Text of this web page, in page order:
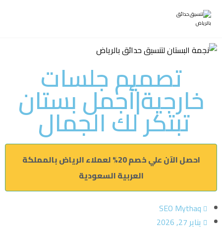
تصميم جلسات
خارجية|أجمل بستان
تبتكر لك الجمال
احصل الآن علي خصم 20% لعملاء الرياض بالمملكة
العربية السعودية
SEO Mythaq
يناير 27, 2026